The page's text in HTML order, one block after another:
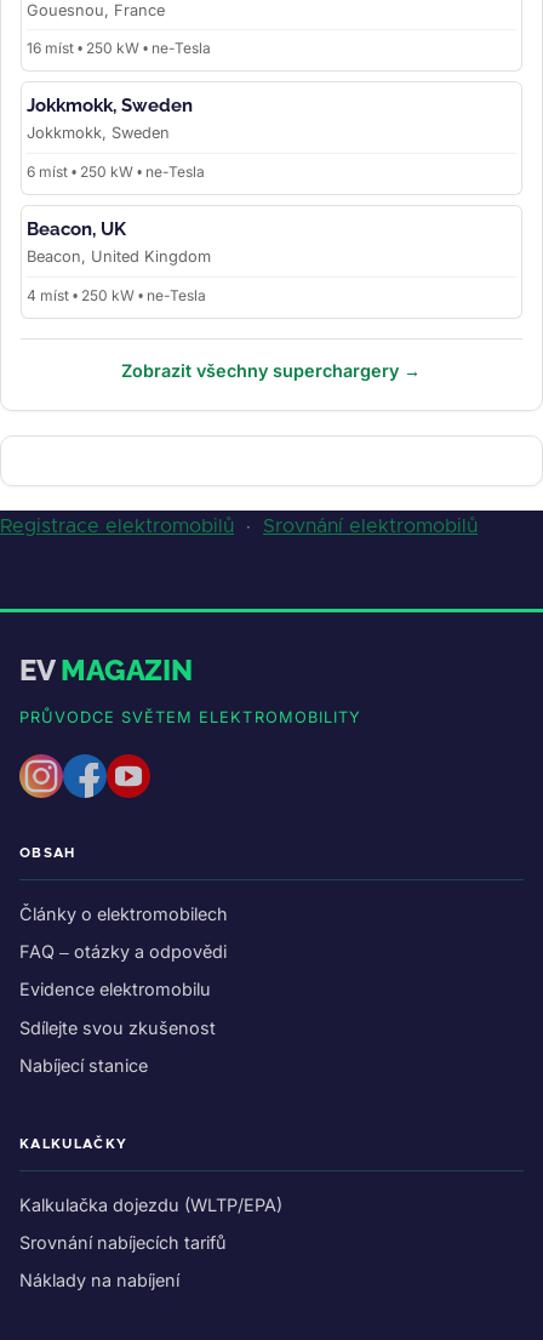
Gouesnou, France
16 míst • 250 kW • ne-Tesla
Jokkmokk, Sweden
Jokkmokk, Sweden
6 míst • 250 kW • ne-Tesla
Beacon, UK
Beacon, United Kingdom
4 míst • 250 kW • ne-Tesla
Zobrazit všechny superchargery →
Registrace elektromobilů · Srovnání elektromobilů
EVMAGAZIN
PRŮVODCE SVĚTEM ELEKTROMOBILITY
OBSAH
Články o elektromobilech
FAQ – otázky a odpovědi
Evidence elektromobilu
Sdílejte svou zkušenost
Nabíjecí stanice
KALKULAČKY
Kalkulačka dojezdu (WLTP/EPA)
Srovnání nabíjecích tarifů
Náklady na nabíjení